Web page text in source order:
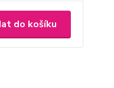
do košíku